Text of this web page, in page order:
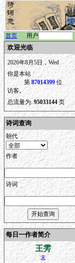
首页 用户
欢迎光临
2026年8月5日，Wed
你是本站
第87014399位
访客。
总流量为:95033144 页
诗词查询
朝代
作者
诗词
每日一作者简介
王雱
宋